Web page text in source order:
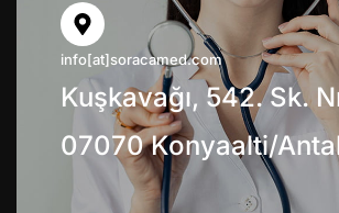
info[at]soracamed.com
Kuşkavağı, 542. Sk.
07070 Konyaalti/